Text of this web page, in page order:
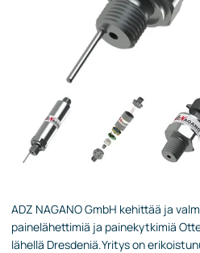
ADZ NAGANO GmbH kehittää ja
painelähettimiä ja painekytkimiä
lähellä Dresdeniä.Yritys on